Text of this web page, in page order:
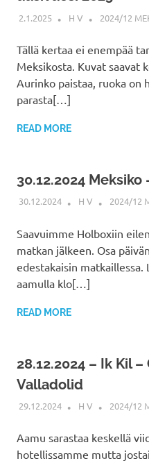
2.1.2025 H V 2024/12
Tällä kertaa ei enempää
Meksikosta. Kuvat saavat
Aurinko paistaa, ruoka on
parasta[…]
READ MORE
30.12.2024
30.12.2024 H V 2024/12
Saavuimme Holboxiin
matkan jälkeen. Osa
edestakaisin
aamulla klo[…]
READ MORE
28.12.2024 – Ik Kil
Valladolid
29.12.2024 H V 2024/12
Aamu sarastaa keskellä
hotellissamme mutta